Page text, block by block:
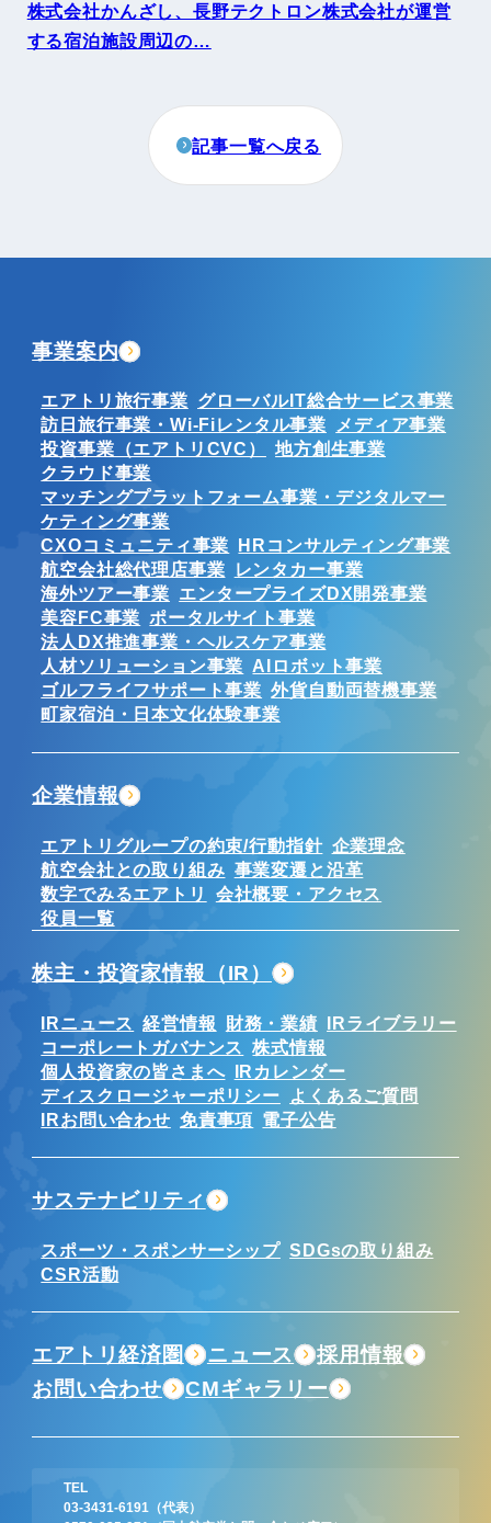
株式会社かんざし、長野テクトロン株式会社が運営
する宿泊施設周辺の…
記事一覧へ戻る
TEL
03-3431-6191
（代表）
事業案内
エアトリ旅行事業 グローバルIT総合サービス事業
訪日旅行事業・Wi-Fiレンタル事業
メディア事業
投資事業（エアトリCVC）
地方創生事業
クラウド事業
マッチングプラットフォーム事業・デジタルマー
ケティング事業
CXOコミュニティ事業 HRコンサルティング事業
航空会社総代理店事業
レンタカー事業
海外ツアー事業 エンタープライズDX開発事業
美容FC事業 ポータルサイト事業
法人DX推進事業・ヘルスケア事業
人材ソリューション事業 AIロボット事業
ゴルフライフサポート事業 外貨自動両替機事業
町家宿泊・日本文化体験事業
企業情報
エアトリグループの約束/行動指針 企業理念
航空会社との取り組み 事業変遷と沿革
数字でみるエアトリ
会社概要・アクセス
役員一覧
株主・投資家情報（IR）
IRニュース 経営情報 財務・業績 IRライブラリー
コーポレートガバナンス
株式情報
個人投資家の皆さまへ IRカレンダー
ディスクロージャーポリシー
よくあるご質問
IRお問い合わせ 免責事項 電子公告
サステナビリティ
スポーツ・スポンサーシップ SDGsの取り組み
CSR活動
エアトリ経済圏 ニュース
採用情報
お問い合わせ
CMギャラリー